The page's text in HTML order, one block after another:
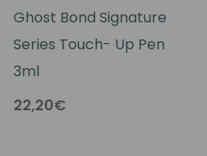
Ghost Bond Signature
Series Touch- Up Pen
3ml
22,20€